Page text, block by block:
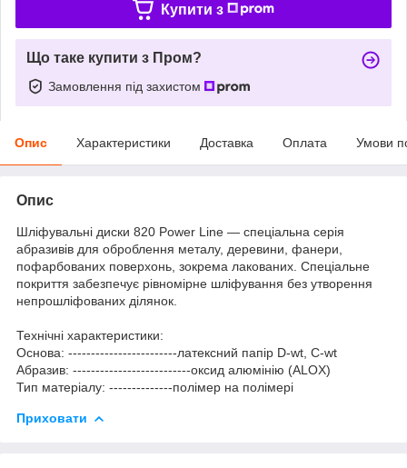
Купити з
Що таке купити з Пром?
Замовлення під захистом
Опис Характеристики Доставка Оплата Умови
Опис
Шліфувальні диски 820 Power Line — спеціальна серія
абразивів для оброблення металу, деревини, фанери,
пофарбованих поверхонь, зокрема лакованих. Спеціальне
покриття забезпечує рівномірне шліфування без утворення
непрошліфованих ділянок.
Технічні характеристики:
Основа: ------------------------латексний папір D-wt, C-wt
Абразив: --------------------------оксид алюмінію (ALOX)
Тип матеріалу: --------------полімер на полімері
Приховати